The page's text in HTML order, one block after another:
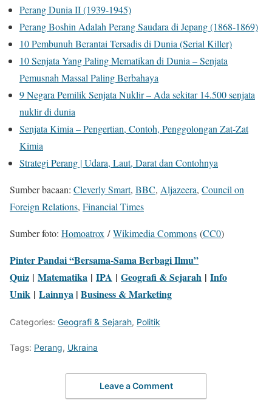
Perang Dunia II (1939-1945)
Perang Boshin Adalah Perang Saudara di Jepang (1868-1869)
10 Pembunuh Berantai Tersadis di Dunia (Serial Killer)
10 Senjata Yang Paling Mematikan di Dunia – Senjata
Pemusnah Massal Paling Berbahaya
9 Negara Pemilik Senjata Nuklir – Ada sekitar 14.500 senjata
nuklir di dunia
Senjata Kimia – Pengertian, Contoh, Penggolongan Zat-Zat
Kimia
Strategi Perang | Udara, Laut, Darat dan Contohnya
Sumber bacaan: Cleverly Smart, BBC, Aljazeera, Council on
Foreign Relations, Financial Times
Sumber foto: Homoatrox /Wikimedia Commons (CC0)
Pinter Pandai “Bersama-Sama Berbagi Ilmu”
Quiz | Matematika | IPA | Geografi & Sejarah | Info
Unik | Lainnya | Business & Marketing
Categories: Geografi & Sejarah, Politik
Tags: Perang, Ukraina
Leave a Comment